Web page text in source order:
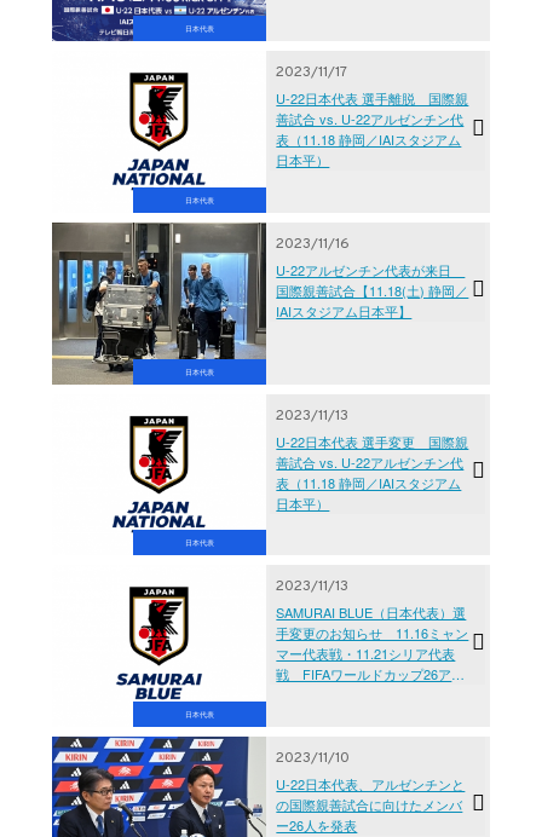
日本代表
日本代表
2023/11/17
U-22日本代表 選手離脱 国際親
善試合 vs. U-22アルゼンチン代
表（11.18 静岡／IAIスタジアム
日本平）
日本代表
2023/11/16
U-22アルゼンチン代表が来日
国際親善試合【11.18(土) 静岡／
IAIスタジアム日本平】
日本代表
2023/11/13
U-22日本代表 選手変更 国際親
善試合 vs. U-22アルゼンチン代
表（11.18 静岡／IAIスタジアム
日本平）
日本代表
2023/11/13
SAMURAI BLUE（日本代表）選
手変更のお知らせ 11.16ミャン
マー代表戦・11.21シリア代表
戦 FIFAワールドカップ26アジ
2023/11/10
U-22日本代表、アルゼンチンと
の国際親善試合に向けたメンバ
ー26人を発表